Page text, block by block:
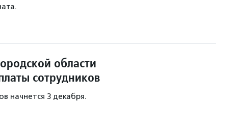
области
сотрудников
начнется 3 декабря.